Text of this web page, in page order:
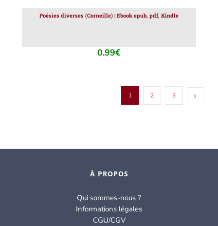
Poésies diverses (Corneille) | Ebook epub, pdf, Kindle
0.99€
1 2 3
À PROPOS
Qui sommes-nous ?
Informations légales
CGU/CGV